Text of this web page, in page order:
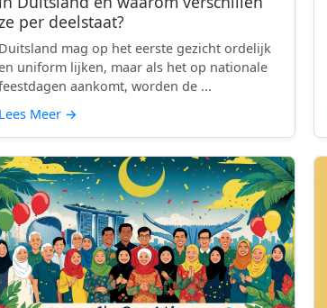
per deelstaat?
Duitsland mag op het eerste gezicht ordelijk
uniform lijken, maar als het op nationale
aankomt, worden de ...
Lees Meer →